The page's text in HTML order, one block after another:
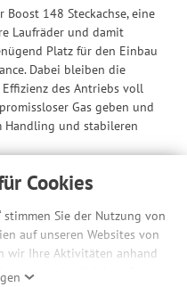
Cookies
stimmen Sie der Nutzung von
auf unseren Websites von
wir Ihre Aktivitäten anhand
nachvollziehen. Dies
148 Steckachse, eine
Laufräder und damit
Platz für den Einbau
Dabei bleiben die
des Antriebs voll
Gas geben und
Handling und stabileren